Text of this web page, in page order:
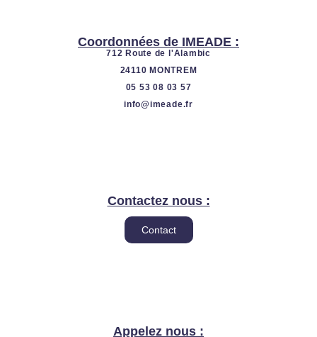
Coordonnées de IMEADE :
712 Route de l'Alambic
24110 MONTREM
05 53 08 03 57
info@imeade.fr
Contactez nous :
Contact
Appelez nous :